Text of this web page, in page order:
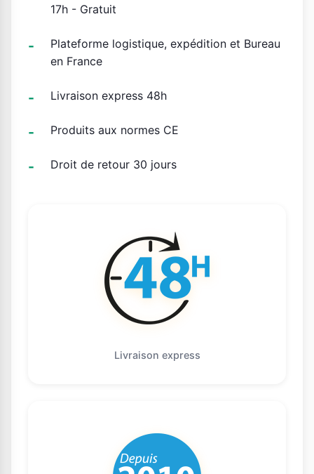
17h - Gratuit
Plateforme logistique, expédition et Bureau
en France
Livraison express 48h
Produits aux normes CE
Droit de retour 30 jours
Livraison express